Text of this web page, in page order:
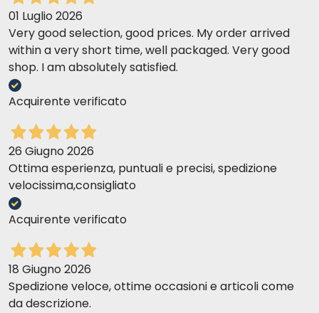
01 Luglio 2026
Very good selection, good prices. My order arrived
within a very short time, well packaged. Very good
shop. I am absolutely satisfied.
Acquirente verificato
26 Giugno 2026
Ottima esperienza, puntuali e precisi, spedizione
velocissima,consigliato
Acquirente verificato
18 Giugno 2026
Spedizione veloce, ottime occasioni e articoli come
da descrizione.